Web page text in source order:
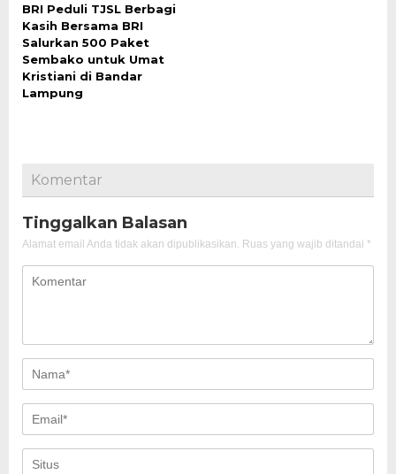
BRI Peduli TJSL Berbagi
Kasih Bersama BRI
Salurkan 500 Paket
Sembako untuk Umat
Kristiani di Bandar
Lampung
Komentar
Tinggalkan Balasan
Alamat email Anda tidak akan dipublikasikan. Ruas yang wajib ditandai *